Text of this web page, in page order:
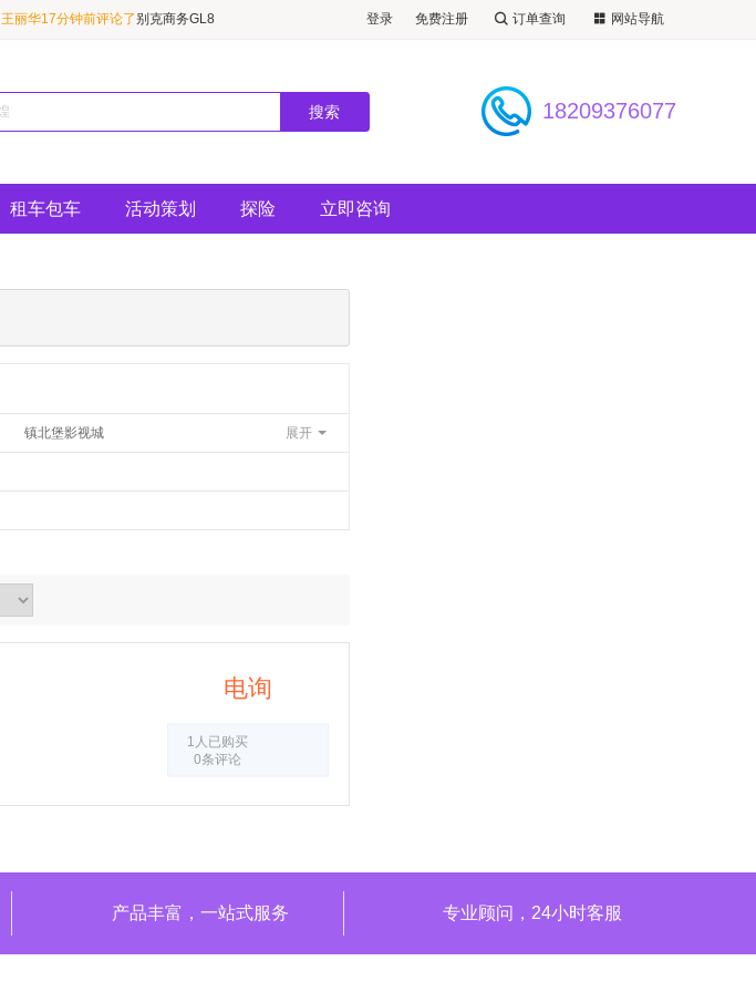
登录 免费注册 订单查询 网站导航
王丽华17分钟前评论了别克商务GL8
黄伟1小时前评论了普拉多（霸道）
18209376077
租车包车 活动策划 探险 立即咨询
镇北堡影视城
展开
电询
1人已购买
0条评论
产品丰富，一站式服务 专业顾问，24小时客服